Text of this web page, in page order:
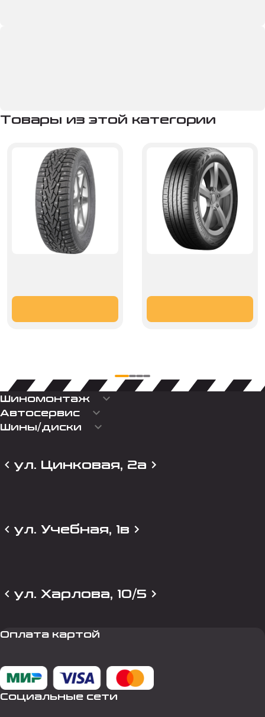
Товары из этой категории
Шиномонтаж keyboard_arrow_down
Автосервис keyboard_arrow_down
Шины/диски keyboard_arrow_down
ул. Цинковая, 2а
ул. Учебная, 1в
ул. Харлова, 10/5
Оплата картой
Социальные сети